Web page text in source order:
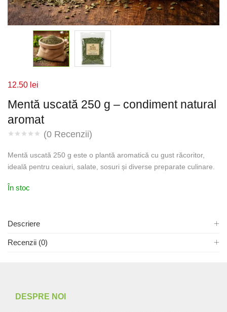
Mentă uscată 250 g – condiment natural
aromat
(0 Recenzii)
12.50 lei
Mentă uscată 250 g este o plantă aromatică cu gust răcoritor,
ideală pentru ceaiuri, salate, sosuri și diverse preparate culinare.
În stoc
Descriere
Recenzii (0)
DESPRE NOI